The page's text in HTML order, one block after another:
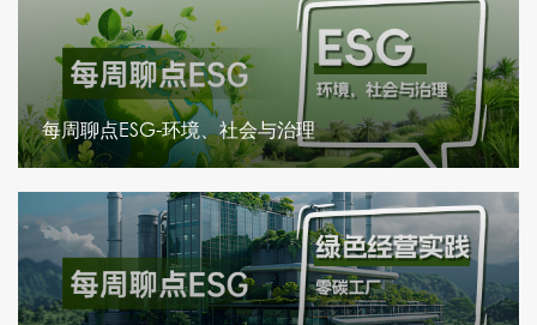
每周聊点ESG-环境、社会与治理